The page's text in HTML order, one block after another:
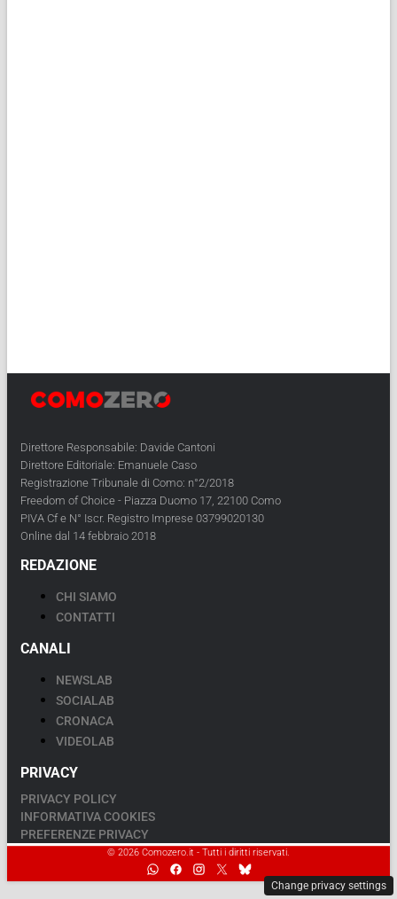
Direttore Responsabile: Davide Cantoni
Direttore Editoriale: Emanuele Caso
Registrazione Tribunale di Como: n°2/2018
Freedom of Choice - Piazza Duomo 17, 22100 Como
PIVA Cf e N° Iscr. Registro Imprese 03799020130
Online dal 14 febbraio 2018
REDAZIONE
CHI SIAMO
CONTATTI
CANALI
NEWSLAB
SOCIALAB
CRONACA
VIDEOLAB
PRIVACY
PRIVACY POLICY
INFORMATIVA COOKIES
PREFERENZE PRIVACY
© 2026 Comozero.it - Tutti i diritti riservati.
Change privacy settings